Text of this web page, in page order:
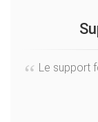
Le support